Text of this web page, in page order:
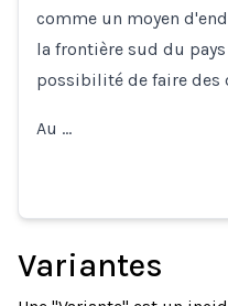
comme un moyen
la frontière sud du
possibilité de faire des
Au …
Variantes